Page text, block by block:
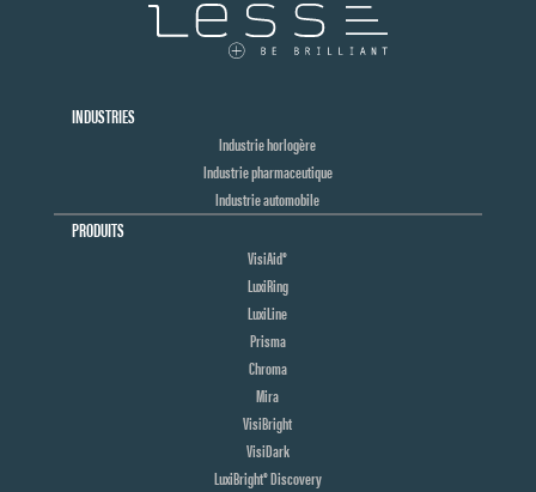
INDUSTRIES
Industrie horlogère
Industrie pharmaceutique
Industrie automobile
PRODUITS
VisiAid®
LuxiRing
LuxiLine
Prisma
Chroma
Mira
VisiBright
VisiDark
LuxiBright® Discovery